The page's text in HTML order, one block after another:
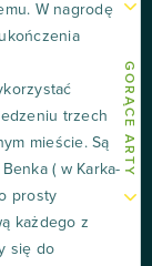
GORĄCE ARTY
W nagrodę
trzech
mieście. Są
( w Karka-
prosty
każdego z
się do